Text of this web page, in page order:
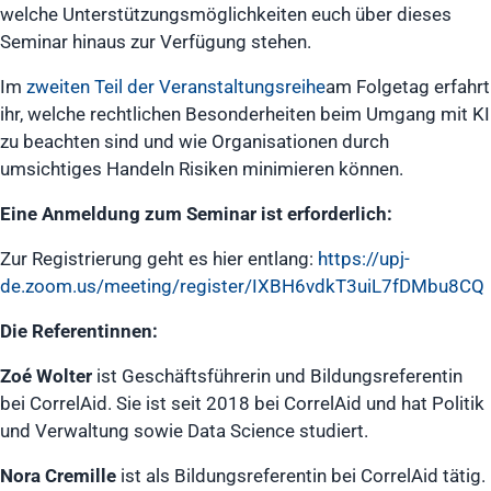
welche Unterstützungsmöglichkeiten euch über dieses
Seminar hinaus zur Verfügung stehen.
Im zweiten Teil der Veranstaltungsreiheam Folgetag erfahrt
ihr, welche rechtlichen Besonderheiten beim Umgang mit KI
zu beachten sind und wie Organisationen durch
umsichtiges Handeln Risiken minimieren können.
Eine Anmeldung zum Seminar ist erforderlich:
Zur Registrierung geht es hier entlang: https://upj-
de.zoom.us/meeting/register/IXBH6vdkT3uiL7fDMbu8CQ
Die Referentinnen:
Zoé Wolter ist Geschäftsführerin und Bildungsreferentin
bei CorrelAid. Sie ist seit 2018 bei CorrelAid und hat Politik
und Verwaltung sowie Data Science studiert.
Nora Cremille ist als Bildungsreferentin bei CorrelAid tätig.